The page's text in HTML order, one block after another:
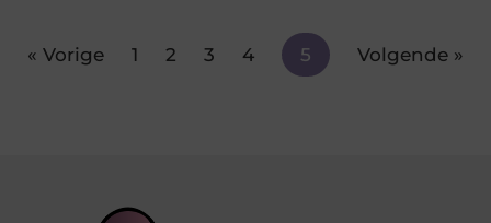
« Vorige 1 2 3 4 5 Volgende »